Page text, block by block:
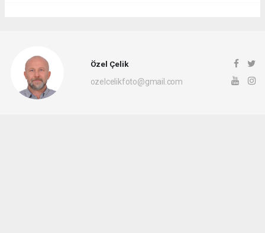
Özel Çelik
ozelcelikfoto@gmail.com